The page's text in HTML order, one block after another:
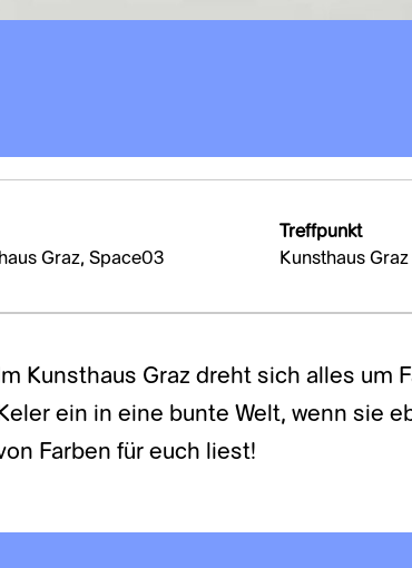
Graz, Space03
Treffpunkt
Kunsthaus Graz
Kunsthaus Graz dreht sich alles um
ein in eine bunte Welt, wenn sie
Farben für euch liest!